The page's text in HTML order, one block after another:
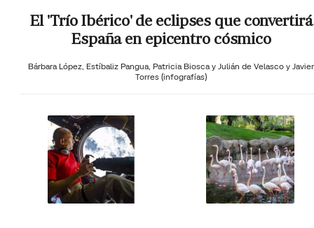
El 'Trío Ibérico' de eclipses que convertirá
España en epicentro cósmico
Bárbara López, Estíbaliz Pangua, Patricia Biosca y Julián de Velasco y Javier
Torres (infografías)